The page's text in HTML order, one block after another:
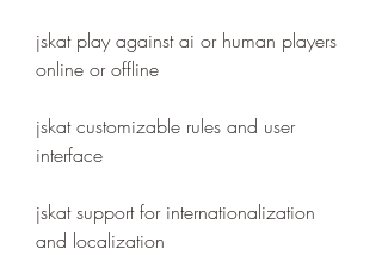
jskat play against ai or human players
online or offline
jskat customizable rules and user
interface
jskat support for internationalization
and localization